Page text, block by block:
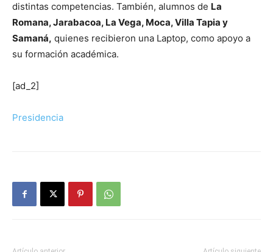
distintas competencias. También, alumnos de La
Romana, Jarabacoa, La Vega, Moca, Villa Tapia y
Samaná, quienes recibieron una Laptop, como apoyo a
su formación académica.
[ad_2]
Presidencia